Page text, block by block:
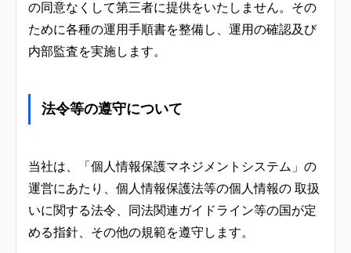
の同意なくして第三者に提供をいたしません。その
ために各種の運用手順書を整備し、運用の確認及び
内部監査を実施します。
法令等の遵守について
当社は、「個人情報保護マネジメントシステム」の
運営にあたり、個人情報保護法等の個人情報の 取扱
いに関する法令、同法関連ガイドライン等の国が定
める指針、その他の規範を遵守します。